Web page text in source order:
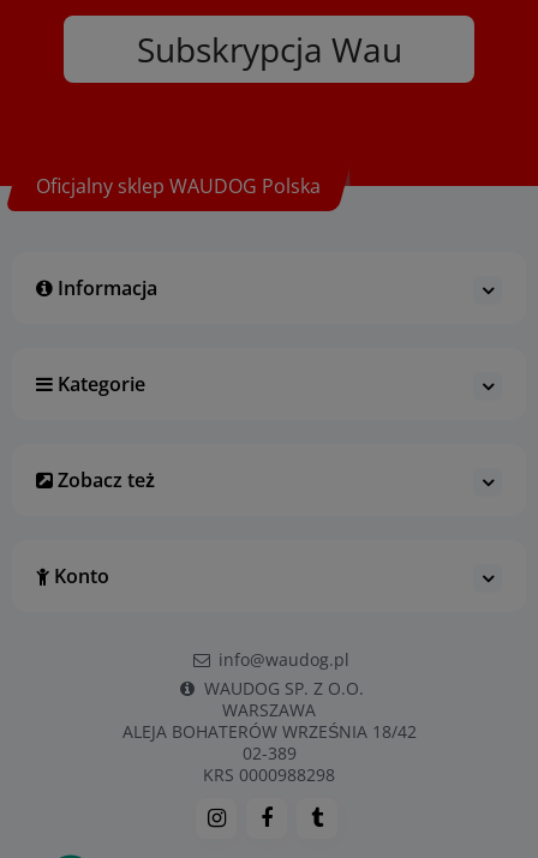
Subskrypcja Wau
Oficjalny sklep WAUDOG Polska
Informacja
Kategorie
Zobacz też
Konto
info@waudog.pl
WAUDOG SP. Z O.O.
WARSZAWA
ALEJA BOHATERÓW WRZEŚNIA 18/42
02-389
KRS 0000988298